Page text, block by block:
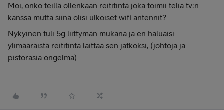
Moi, onko teillä ollenkaan reititintä joka toimii telia tv:n
kanssa mutta siinä olisi ulkoiset wifi antennit?
Nykyinen tuli 5g liittymän mukana ja en haluaisi
ylimääräistä reititintä laittaa sen jatkoksi, (johtoja ja
pistorasia ongelma)